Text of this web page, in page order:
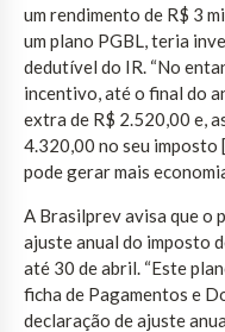
um rendimento de R$ 3
um plano PGBL, teria
dedutível do IR. “No
incentivo, até o final do
extra de R$ 2.520,00 e,
4.320,00 no seu imposto
pode gerar mais
A Brasilprev avisa que o
ajuste anual do imposto
até 30 de abril. “Este
ficha de Pagamentos e
declaração de ajuste